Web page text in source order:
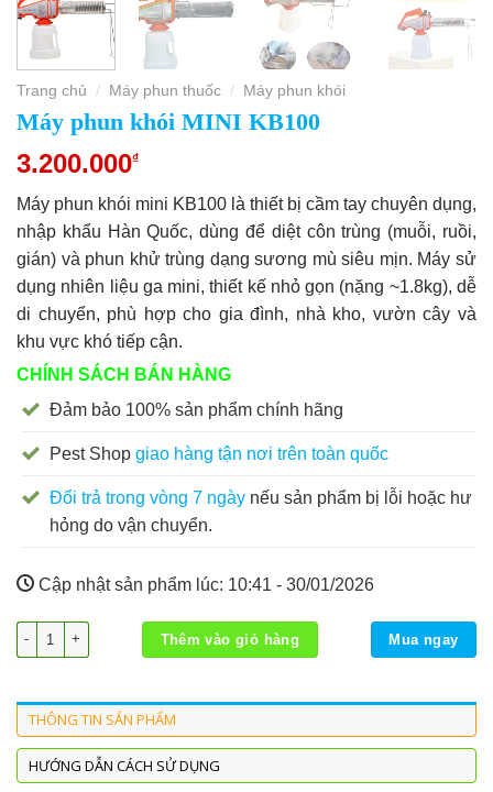
Trang chủ / Máy phun thuốc / Máy phun khói
Máy phun khói MINI KB100
3.200.000₫
Máy phun khói mini KB100 là thiết bị cầm tay chuyên dụng,
nhập khẩu Hàn Quốc, dùng để diệt côn trùng (muỗi, ruồi,
gián) và phun khử trùng dạng sương mù siêu mịn. Máy sử
dụng nhiên liệu ga mini, thiết kế nhỏ gọn (nặng ~1.8kg), dễ
di chuyển, phù hợp cho gia đình, nhà kho, vườn cây và
khu vực khó tiếp cận.
CHÍNH SÁCH BÁN HÀNG
Đảm bảo 100% sản phẩm chính hãng
Pest Shop giao hàng tận nơi trên toàn quốc
Đổi trả trong vòng 7 ngày nếu sản phẩm bị lỗi hoặc hư
hỏng do vận chuyển.
Cập nhật sản phẩm lúc: 10:41 - 30/01/2026
Máy phun khói MINI KB100 số lượng
Thêm vào giỏ hàng Mua ngay
THÔNG TIN SẢN PHẨM
HƯỚNG DẪN CÁCH SỬ DỤNG